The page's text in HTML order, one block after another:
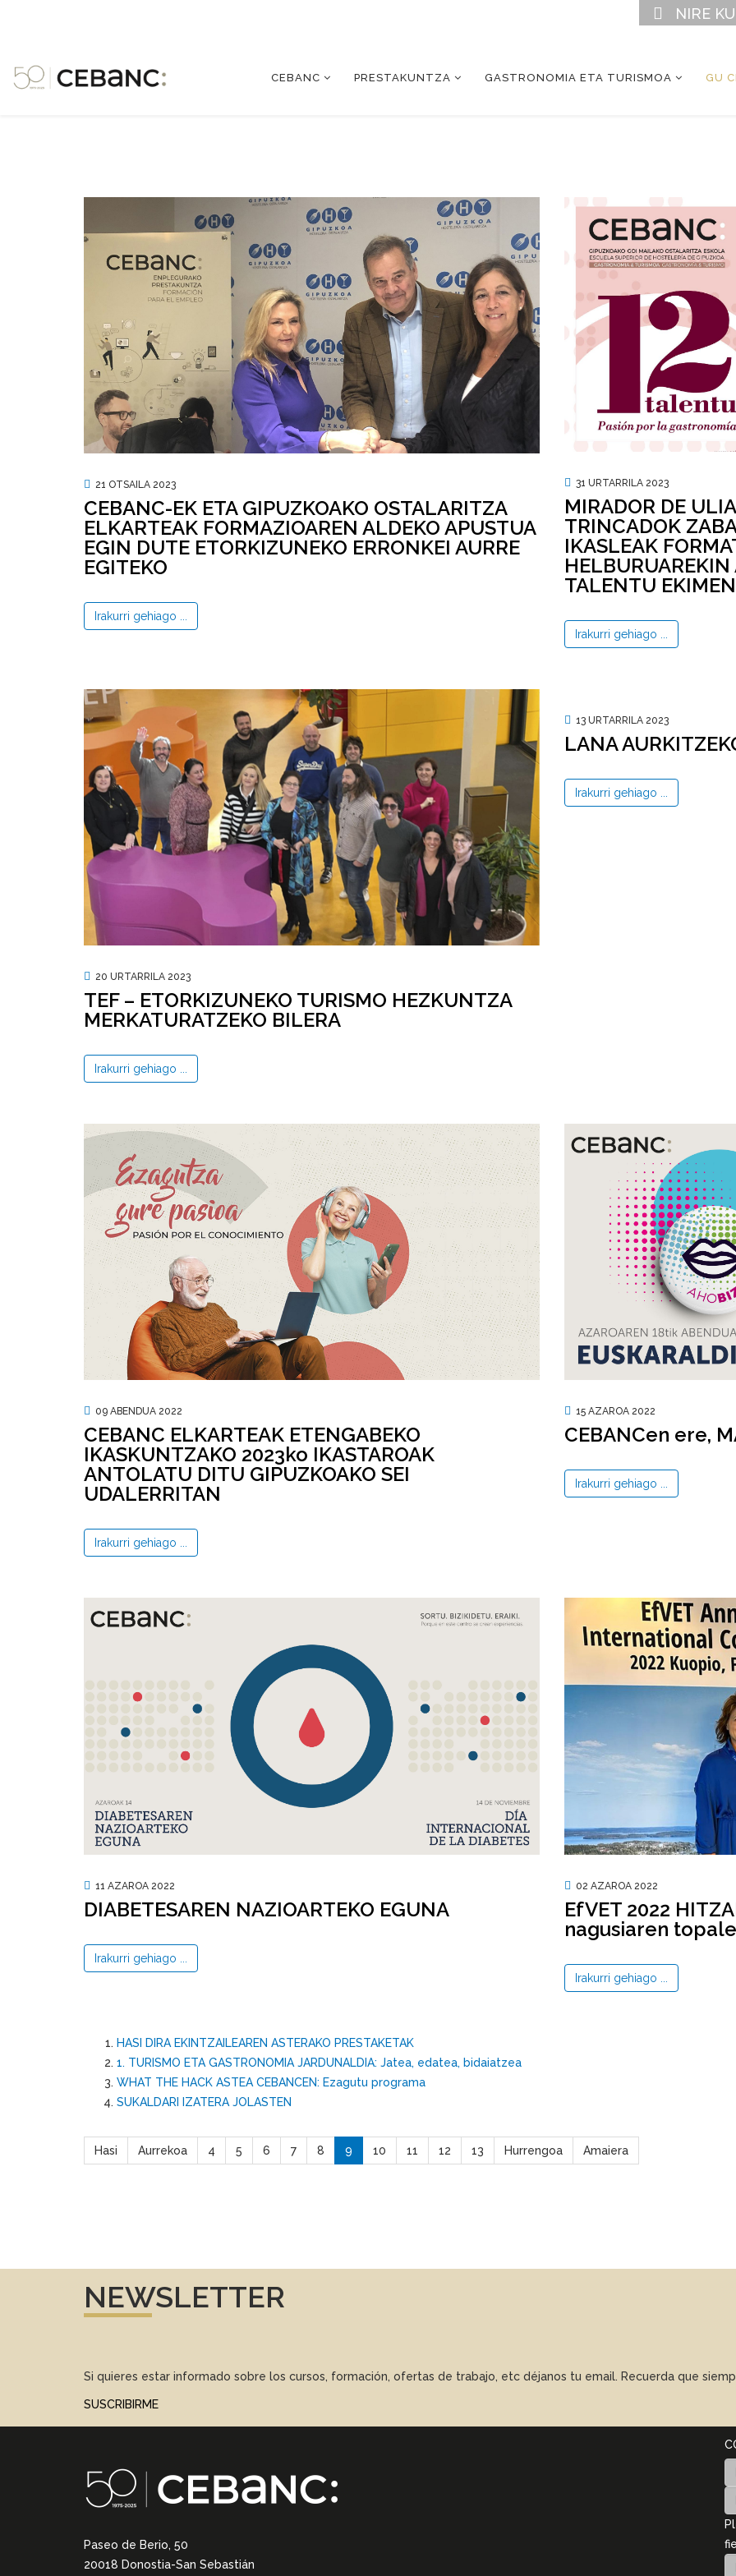
NIRE
CEBANC PRESTAKUNTZA GASTRONOMIA ETA TURISMOA GU
21 OTSAILA 2023
CEBANC-EK ETA GIPUZKOAKO OSTALARITZA
ELKARTEAK FORMAZIOAREN ALDEKO APUSTUA
EGIN DUTE ETORKIZUNEKO ERRONKEI AURRE
EGITEKO
Irakurri gehiago ...
31 URTARRILA 2023
MIRADOR DE
TRINCADOK
IKASLEAK
TALENTU
Irakurri gehiago ...
20 URTARRILA 2023
TEF – ETORKIZUNEKO TURISMO HEZKUNTZA
MERKATURATZEKO BILERA
Irakurri gehiago ...
13 URTARRILA 2023
LANA
Irakurri gehiago ...
09 ABENDUA 2022
CEBANC ELKARTEAK ETENGABEKO
IKASKUNTZAKO 2023ko IKASTAROAK
ANTOLATU DITU GIPUZKOAKO SEI
UDALERRITAN
Irakurri gehiago ...
15 AZAROA 2022
CEBANCen ere,
Irakurri gehiago ...
11 AZAROA 2022
DIABETESAREN NAZIOARTEKO EGUNA
Irakurri gehiago ...
02 AZAROA 2022
EfVET 2022
nagusiaren
Irakurri gehiago ...
HASI DIRA EKINTZAILEAREN ASTERAKO PRESTAKETAK
1. TURISMO ETA GASTRONOMIA JARDUNALDIA: Jatea, edatea, bidaiatzea
WHAT THE HACK ASTEA CEBANCEN: Ezagutu programa
SUKALDARI IZATERA JOLASTEN
Hasi Aurrekoa 4 5 6 7 8 9 10 11 12 13 Hurrengoa Amaiera
NEWSLETTER
Si quieres estar informado sobre los cursos, formación, ofertas de trabajo, etc déjanos tu email. Recuerda que
SUSCRIBIRME
Paseo de Berio, 50
20018 Donostia-San Sebastián